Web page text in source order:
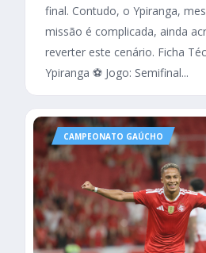
final. Contudo, o Ypiranga,
missão é complicada, ainda
reverter este cenário. Ficha
Ypiranga ⚽ Jogo: Semifinal...
CAMPEONATO GAÚCHO